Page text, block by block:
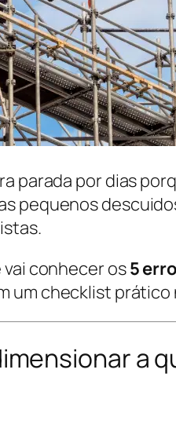
parada por dias
pequenos
conhecer os5
um checklist prático
a